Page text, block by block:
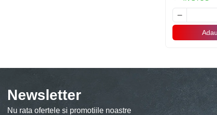
Decoratiuni Craciun
Decoratiuni Luminoase
Newsletter
Nu rata ofertele si promotiile noastre